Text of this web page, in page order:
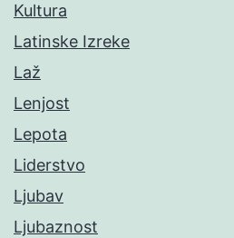
Kultura
Latinske Izreke
Laž
Lenjost
Lepota
Liderstvo
Ljubav
Ljubaznost